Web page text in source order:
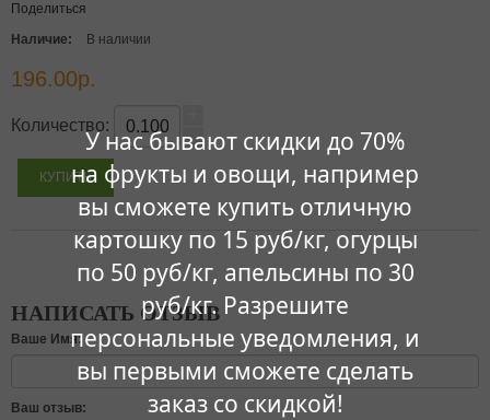
У нас бывают скидки до 70%
на фрукты и овощи, например
вы сможете купить отличную
картошку по 15 руб/кг, огурцы
по 50 руб/кг, апельсины по 30
руб/кг. Разрешите
персональные уведомления, и
вы первыми сможете сделать
заказ со скидкой!
Поделиться
Наличие:
В наличии
196.00р.
Количество:
-
НАПИСАТЬ ОТЗЫВ
Ваше Имя:
Ваш отзыв: